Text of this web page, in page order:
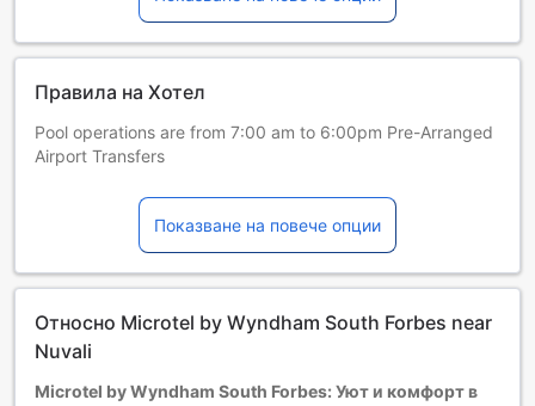
Правила на Хотел
Pool operations are from 7:00 am to 6:00pm Pre-Arranged
Airport Transfers
Бебета от 0 до 0 години
Настаняват се безплатно, ако използват
нужно бебешко креватче, това може да доведе до
допълнителна такса и зависи от наличността.
Деца от 1 до 1
Безплатен престой, ако се използват наличните легла.
Гостите, навършили {0} години, се считат за възрастни
Показване на повече опции
Относно Microtel by Wyndham South Forbes near
Nuvali
Microtel by Wyndham South Forbes: Уют и комфорт в